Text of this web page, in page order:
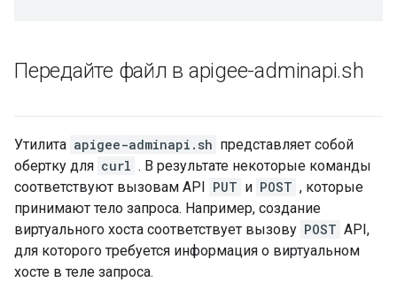
Передайте файл в apigee-adminapi.sh
Утилита apigee-adminapi.sh представляет собой
обертку для curl . В результате некоторые команды
соответствуют вызовам API PUT и POST , которые
принимают тело запроса. Например, создание
виртуального хоста соответствует вызову POST API,
для которого требуется информация о виртуальном
хосте в теле запроса.